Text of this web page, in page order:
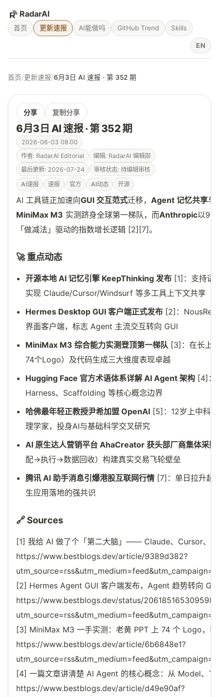
RadarAI
首页 更新速报 AI能做吗 GitHub Trend Skills
EN
首页/更新速报/6月3日 AI 速报 · 第 352 期
分享 复制分享
6月3日 AI 速报 · 第 352 期
2026-06-03 08:00
作者: RadarAI Editorial
编辑: RadarAI 编辑部
最后更新: 2026-07-24
审核状态: 待编辑审核
AI速报 速报 官方 AI动态 开源
AI 工具链正加速向GUI 交互范式迁移， Agent 记忆共享与
MiniMax M3 实测跻身全球第一梯队，而Anthropic以
「做减法」驱动的指数增长逻辑 [2][7]。
🚀 重点动态
开源本地 AI 记忆引擎 KeepThinking 发布 [1]：支持语
实现 Claude/Cursor/Windsurf 等多工具上下文共享
Hermes Desktop GUI 客户端正式发布 [2]：
界面客户端，标志 Agent 主流交互转向 GUI
MiniMax M3 综合能力实测登顶第一梯队 [3]：在长上
74个Logo）及代码生成三大维度表现卓越
Hugging Face 官方术语体系详解 AI Agent 架构 [4]：
Harness、Scaffolding 等核心概念边界
哈佛最年轻正教授尹希加盟 OpenAI [5]：12岁上中科
理学家，投身AI与基础科学交叉研究
AI 原生达人营销平台 AhaCreator 获头部厂商集体采购
配→执行→数据回收）构建真实交易飞轮壁垒
腾讯 AI 助手消息引爆港股互联网行情 [7]：单日拉升超
生应用落地的强共识
🔗 Sources
[1] 我给 AI 做了个「第二大脑」—— Claude、Cursor、
https://www.bestblogs.dev/article/9389d382?
[2] Hermes Agent GUI 客户端发布，Agent 趋势转向
https://www.bestblogs.dev/status/
[3] MiniMax M3 一手实测：老黄 PPT 上 74 个 Logo，
https://www.bestblogs.dev/article/6b6848e1?
[4] 一篇文章讲清楚 AI Agent 的核心概念：从 Model、
https://www.bestblogs.dev/article/d49e90af?